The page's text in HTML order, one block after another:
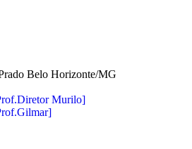
Belo Horizonte/MG
Murilo]